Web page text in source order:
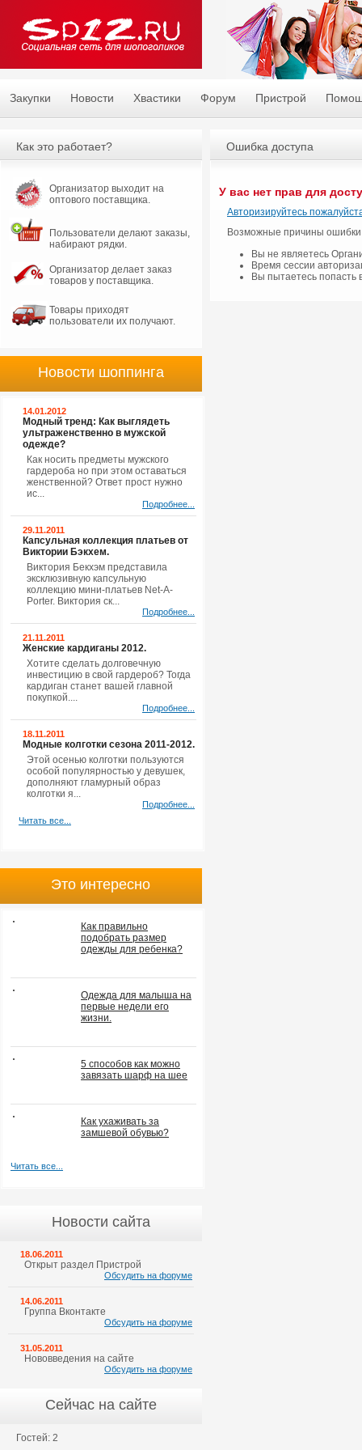
Закупки Новости Хвастики Форум Пристрой
Ошибка доступа
У вас нет прав для
Авторизируйтесь
Возможные причины
Вы не являетесь
Время сессии
Вы пытаетесь попасть
Как это работает?
Организатор выходит на
оптового поставщика.
Пользователи делают заказы,
набирают рядки.
Организатор делает заказ
товаров у поставщика.
Товары приходят
пользователи их получают.
Новости шоппинга
14.01.2012
Модный тренд: Как выглядеть
ультраженственно в мужской
одежде?
Как носить предметы мужского
гардероба но при этом оставаться
женственной? Ответ прост нужно
ис...
Подробнее...
29.11.2011
Капсульная коллекция платьев от
Виктории Бэкхем.
Виктория Бекхэм представила
эксклюзивную капсульную
коллекцию мини-платьев Net-A-
Porter. Виктория ск...
Подробнее...
21.11.2011
Женские кардиганы 2012.
Хотите сделать долговечную
инвестицию в свой гардероб? Тогда
кардиган станет вашей главной
покупкой....
Подробнее...
18.11.2011
Модные колготки сезона 2011-2012.
Этой осенью колготки пользуются
особой популярностью у девушек,
дополняют гламурный образ
колготки я...
Подробнее...
Читать все...
Это интересно
Как правильно
подобрать размер
одежды для ребенка?
Одежда для малыша на
первые недели его
жизни.
5 способов как можно
завязать шарф на шее
Как ухаживать за
замшевой обувью?
Читать все...
Новости сайта
18.06.2011
Открыт раздел Пристрой
Обсудить на форуме
14.06.2011
Группа Вконтакте
Обсудить на форуме
31.05.2011
Нововведения на сайте
Обсудить на форуме
Сейчас на сайте
Гостей: 2